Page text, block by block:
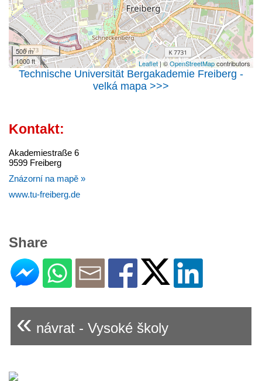
500 m
1000 ft
Leaflet | ©OpenStreetMapcontributors
Technische Universität Bergakademie Freiberg -
velká mapa >>>
Kontakt:
Akademiestraße 6
9599 Freiberg
Znázorní na mapě »
www.tu-freiberg.de
Share
« návrat - Vysoké školy